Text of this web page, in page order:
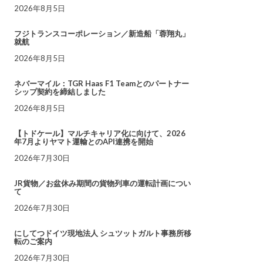
2026年8月5日
フジトランスコーポレーション／新造船「蓉翔丸」
就航
2026年8月5日
ネバーマイル：TGR Haas F1 Teamとのパートナー
シップ契約を締結しました
2026年8月5日
【トドケール】マルチキャリア化に向けて、2026
年7月よりヤマト運輸とのAPI連携を開始
2026年7月30日
JR貨物／お盆休み期間の貨物列車の運転計画につい
て
2026年7月30日
にしてつドイツ現地法人 シュツットガルト事務所移
転のご案内
2026年7月30日